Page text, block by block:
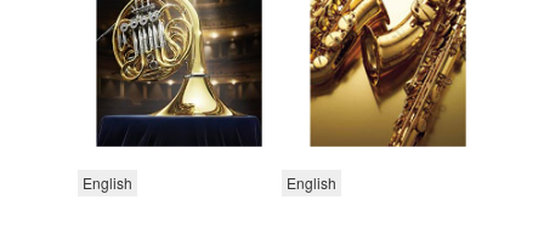
English English